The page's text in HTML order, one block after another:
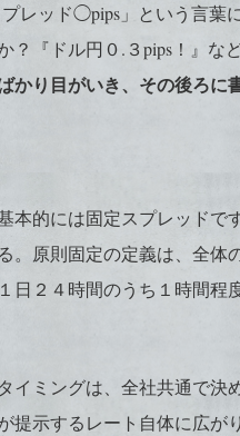
レッド◯pips」という言葉
？『ドル円０.３pips！』
かり目がいき、その後ろに
本的には固定スプレッド
。原則固定の定義は、全
日２４時間のうち１時間
イミングは、全社共通で
提示するレート自体に広